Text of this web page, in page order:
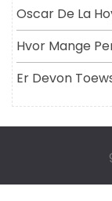
Oscar De La
Hvor Mange
Er Devon